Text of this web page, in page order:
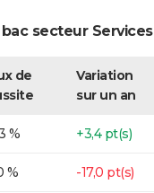
secteur Services
de
Variation
sur un an
% +3,4 pt(s)
% -17,0 pt(s)